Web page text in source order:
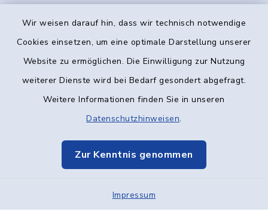
Wir weisen darauf hin, dass wir technisch notwendige
Cookies einsetzen, um eine optimale Darstellung unserer
Website zu ermöglichen. Die Einwilligung zur Nutzung
weiterer Dienste wird bei Bedarf gesondert abgefragt.
Weitere Informationen finden Sie in unseren
Datenschutzhinweisen.
Zur Kenntnis genommen
Impressum
Kontakt
Datenschutz
Elektronische Kommunikation
Sitemap